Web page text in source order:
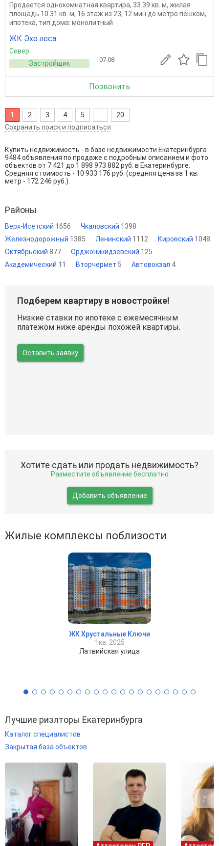
Продается однокомнатная квартира, 33.39 кв. м, жилая
площадь 10.31 кв. м, 16 этаж из 23, 12 мин до метро пешком,
ипотека, тип дома: монолитный
ЖК Эхо леса
Север
Застройщик
07.08
Позвонить
1 2 3 4 5 ...
20
Сохранить поиск и подписаться
Купить недвижимость - в базе недвижимости Екатеринбурга
9484 объявления по продаже с подробным описанием и фото
объектов от 7 421 до 1 898 973 882руб. в Екатеринбурге.
Средняя стоимость - 10 933 176 руб. (средняя цена за 1 кв.
метр - 172 246 руб.).
Районы
Верх-Исетский 1656 Чкаловский 1398
Железнодорожный 1385 Ленинский 1112 Кировский 1048
Октябрьский 877 Орджоникидзевский 125
Академический 11 Вторчермет 5 Автовокзал 4
Подберем квартиру в новостройке!
Низкие ставки по ипотеке с ежемесячным
платежом ниже аренды похожей квартиры.
Оставить заявку
Хотите сдать или продать недвижимость?
Разместите объявление бесплатно
Добавить объявление
Жилые комплексы поблизости
ЖК Хрустальные Ключи
1кв. 2025
Латвийская улица
Лучшие риэлторы Екатеринбурга
Каталог специалистов
Закрытая база объектов